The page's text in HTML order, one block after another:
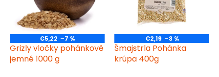
o
d
u
€5,22 –7 %
Grizly vločky pohánkové
jemné 1000 g
€2,19 –3 %
Šmajstrla Pohánka
krúpa 400g